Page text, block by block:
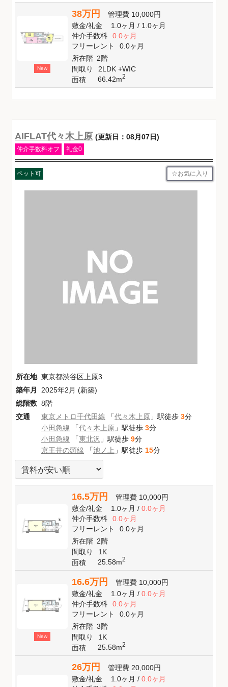
New
38万円 管理費 10,000円
敷金/礼金 1.0ヶ月/ 1.0ヶ月
仲介手数料
0.0ヶ月
フリーレント
0.0ヶ月
所在階 2階
間取り
2LDK +WIC
面積
66.42m2
AIFLAT代々木上原 (更新日：08月07日)
仲介手数料オフ 礼金0
ペット可 お気に入り
所在地 東京都渋谷区上原3
築年月
2025年2月 (新築)
総階数 8階
交通
東京メトロ千代田線 「代々木上原 」駅徒歩 3分
小田急線 「代々木上原 」駅徒歩 3分
小田急線 「東北沢 」駅徒歩 9分
京王井の頭線 「池ノ上 」駅徒歩 15分
16.5万円 管理費 10,000円
敷金/礼金 1.0ヶ月/ 0.0ヶ月
仲介手数料
0.0ヶ月
フリーレント
0.0ヶ月
所在階 2階
間取り
1K
面積
25.58m2
New
16.6万円 管理費 10,000円
敷金/礼金 1.0ヶ月/ 0.0ヶ月
仲介手数料
0.0ヶ月
フリーレント
0.0ヶ月
所在階 3階
間取り
1K
面積
25.58m2
26万円 管理費 20,000円
敷金/礼金 1.0ヶ月/ 0.0ヶ月